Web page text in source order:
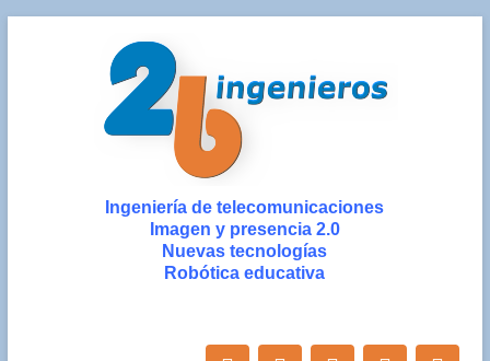
ingenieros
Ingeniería de telecomunicaciones
Imagen y presencia 2.0
Nuevas tecnologías
Robótica educativa